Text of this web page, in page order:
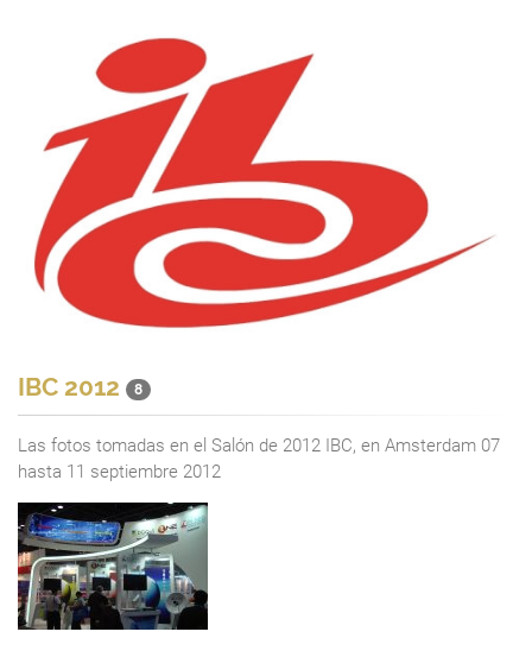
IBC 2012 8
Las fotos tomadas en el Salón de 2012 IBC, en Amsterdam 07
hasta 11 septiembre 2012